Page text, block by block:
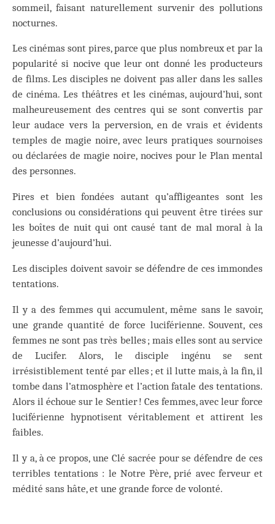
sommeil, faisant naturellement survenir des pollutions
nocturnes.
Les cinémas sont pires, parce que plus nombreux et par la
popularité si nocive que leur ont donné les producteurs
de films. Les disciples ne doivent pas aller dans les salles
de cinéma. Les théâtres et les cinémas, aujourd’hui, sont
malheureusement des centres qui se sont convertis par
leur audace vers la perversion, en de vrais et évidents
temples de magie noire, avec leurs pratiques sournoises
ou déclarées de magie noire, nocives pour le Plan mental
des personnes.
Pires et bien fondées autant qu’affligeantes sont les
conclusions ou considérations qui peuvent être tirées sur
les boîtes de nuit qui ont causé tant de mal moral à la
jeunesse d’aujourd’hui.
Les disciples doivent savoir se défendre de ces immondes
tentations.
Il y a des femmes qui accumulent, même sans le savoir,
une grande quantité de force luciférienne. Souvent, ces
femmes ne sont pas très belles ; mais elles sont au service
de Lucifer. Alors, le disciple ingénu se sent
irrésistiblement tenté par elles ; et il lutte mais, à la fin, il
tombe dans l’atmosphère et l’action fatale des tentations.
Alors il échoue sur le Sentier ! Ces femmes, avec leur force
luciférienne hypnotisent véritablement et attirent les
faibles.
Il y a, à ce propos, une Clé sacrée pour se défendre de ces
terribles tentations : le Notre Père, prié avec ferveur et
médité sans hâte, et une grande force de volonté.